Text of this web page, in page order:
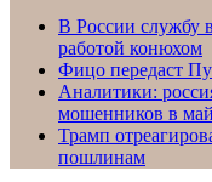
В России службу
работой конюхом
Фицо передаст
Аналитики:
мошенников в
Трамп
пошлинам